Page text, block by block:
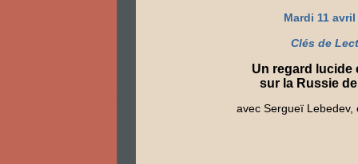
Mardi 11 avril
Clés de
Un regard lucide
sur la Russie
avec Sergueï Lebedev,